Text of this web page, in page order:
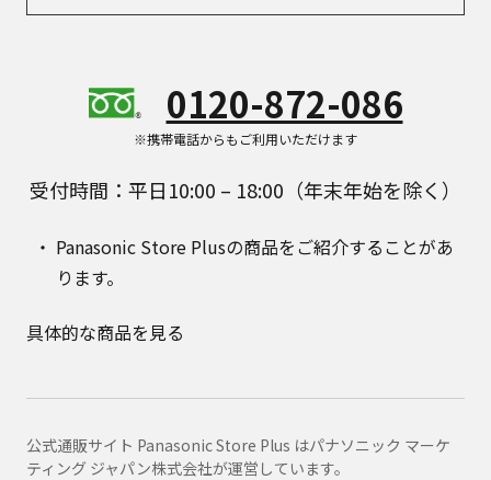
0120-872-086
※携帯電話からもご利用いただけます
受付時間：平日10:00 – 18:00（年末年始を除く）
Panasonic Store Plusの商品をご紹介することがあ
ります。
具体的な商品を見る
公式通販サイト Panasonic Store Plus はパナソニック マーケ
ティング ジャパン株式会社が運営しています。